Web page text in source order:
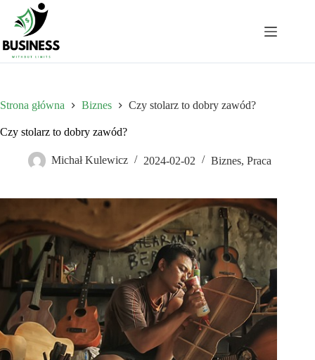
Przejdź
treści
Strona główna Biznes Czy stolarz to dobry zawód?
Czy stolarz to dobry zawód?
Michał Kulewicz 2024-02-02 Biznes, Praca